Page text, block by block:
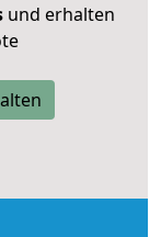
und erhalten